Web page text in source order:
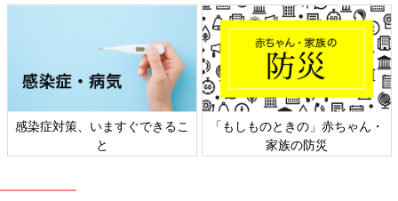
「もしものときの」赤ちゃん・
家族の防災
日本外来小児科学会リーフレッ
ト検討会